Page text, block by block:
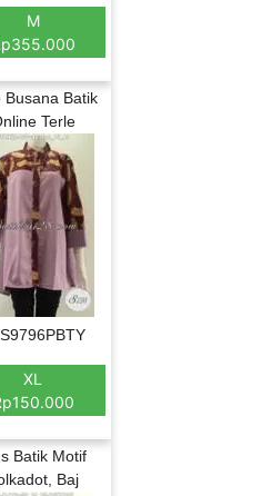
M
Busana Batik
Terle
XL
Batik Motif
Baj